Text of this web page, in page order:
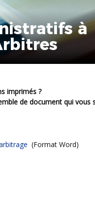
à
imprimés ?
de document qui vous
(Format Word)